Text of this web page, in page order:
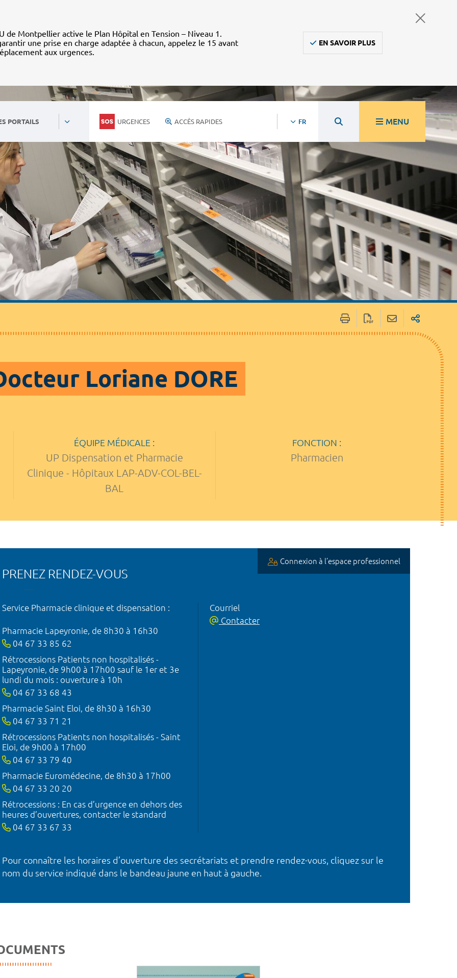
de Montpellier active le Plan Hôpital en Tension – Niveau 1.
une prise en charge adaptée à chacun, appelez le 15 avant
aux urgences.
EN SAVOIR PLUS
PORTAILS URGENCES ACCÈS RAPIDES FR MENU
Loriane DORE
ÉQUIPE MÉDICALE :
UP Dispensation et Pharmacie
Clinique - Hôpitaux LAP-ADV-COL-BEL-
BAL
FONCTION :
Pharmacien
PRENEZ RENDEZ-VOUS
Connexion à l’espace professionnel
Service Pharmacie clinique et dispensation :
Pharmacie Lapeyronie, de 8h30 à 16h30
04 67 33 85 62
Rétrocessions Patients non hospitalisés -
Lapeyronie, de 9h00 à 17h00 sauf le 1er et 3e
lundi du mois : ouverture à 10h
04 67 33 68 43
Pharmacie Saint Eloi, de 8h30 à 16h30
04 67 33 71 21
Rétrocessions Patients non hospitalisés - Saint
Eloi, de 9h00 à 17h00
04 67 33 79 40
Pharmacie Euromédecine, de 8h30 à 17h00
04 67 33 20 20
Rétrocessions : En cas d’urgence en dehors des
heures d’ouvertures, contacter le standard
04 67 33 67 33
Courriel
Contacter
Pour connaître les horaires d’ouverture des secrétariats et prendre rendez-vous, cliquez sur le
nom du service indiqué dans le bandeau jaune en haut à gauche.